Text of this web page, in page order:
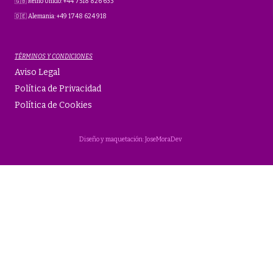
🇩🇪 Alemania: +49 1748 624 918
TÉRMINOS Y CONDICIONES
Aviso Legal
Política de Privacidad
Política de Cookies
Diseño y maquetación: JoseMoraDev